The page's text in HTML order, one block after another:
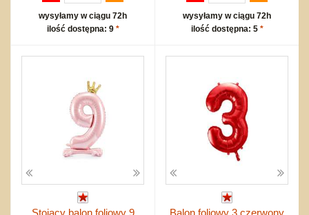
wysyłamy w ciągu 72h
ilość dostępna: 9 *
wysyłamy w ciągu 72h
ilość dostępna: 5 *
Stojący balon foliowy 9 Balon foliowy 3 czerwony